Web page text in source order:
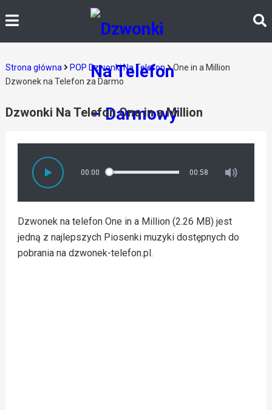
Strona główna POP Dzwonki Na Telefon
One in a Million
Dzwonek na Telefon za Darmo
Dzwonki Na Telefon One in a Million
00:00 00:58
Dzwonek na telefon One in a Million (2.26 MB) jest
jedną z najlepszych Piosenki muzyki dostępnych do
pobrania na dzwonek-telefon.pl.